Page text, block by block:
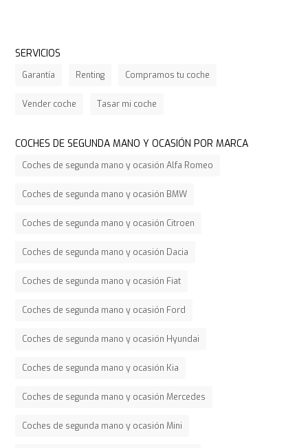
SERVICIOS
Garantía Renting Compramos tu coche
Vender coche Tasar mi coche
COCHES DE SEGUNDA MANO Y OCASIÓN POR MARCA
Coches de segunda mano y ocasión Alfa Romeo
Coches de segunda mano y ocasión BMW
Coches de segunda mano y ocasión Citroen
Coches de segunda mano y ocasión Dacia
Coches de segunda mano y ocasión Fiat
Coches de segunda mano y ocasión Ford
Coches de segunda mano y ocasión Hyundai
Coches de segunda mano y ocasión Kia
Coches de segunda mano y ocasión Mercedes
Coches de segunda mano y ocasión Mini